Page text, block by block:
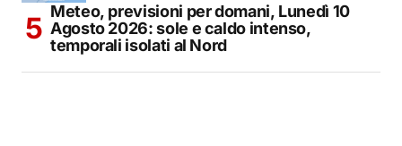
Meteo, previsioni per domani, Lunedì 10
Agosto 2026: sole e caldo intenso,
temporali isolati al Nord